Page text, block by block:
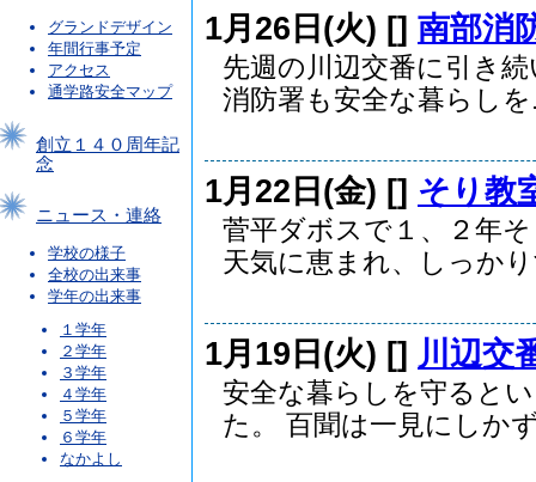
グランドデザイン
年間行事予定
アクセス
通学路安全マップ
創立１４０周年記
念
ニュース・連絡
学校の様子
全校の出来事
学年の出来事
１学年
２学年
３学年
４学年
５学年
６学年
なかよし
1月26日(火) [] 南部消
先週の川辺交番に引き
消防署も安全な暮らしを
1月22日(金) [] そり教
菅平ダボスで１、２年
天気に恵まれ、しっか
1月19日(火) [] 川辺交
安全な暮らしを守ると
た。 百聞は一見にしか